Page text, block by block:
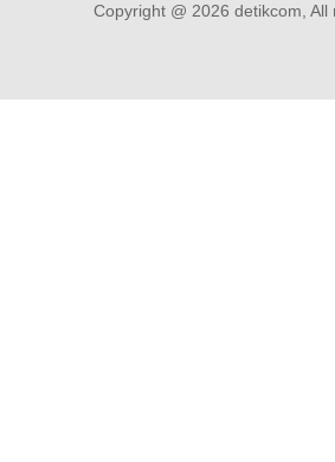
Copyright @ 2026 detikcom, All